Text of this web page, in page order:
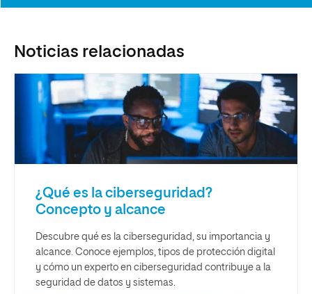
Noticias relacionadas
¿Qué es la ciberseguridad?
Concepto y alcance
Descubre qué es la ciberseguridad, su importancia y
alcance. Conoce ejemplos, tipos de protección digital
y cómo un experto en ciberseguridad contribuye a la
seguridad de datos y sistemas.